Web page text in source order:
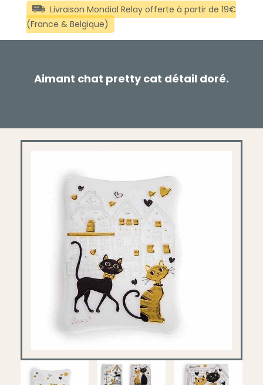
Aimant chat pretty cat détail doré.